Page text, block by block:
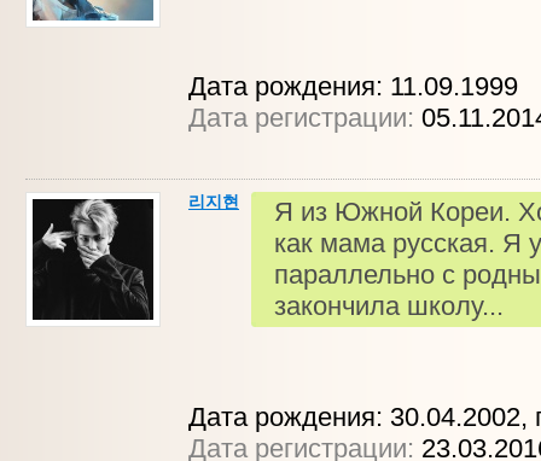
Дата рождения: 11.09.1999
Дата регистрации:
리지현
Я из Южной Кореи.
как мама русская. Я
параллельно с
закончила школу...
Дата рождения: 30.04.2002,
Дата регистрации: